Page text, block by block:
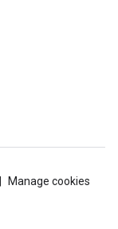
Manage cookies